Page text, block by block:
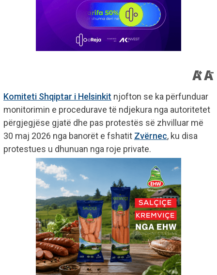
Komiteti Shqiptar i Helsinkit njofton se ka përfunduar
monitorimin e procedurave të ndjekura nga autoritetet
përgjegjëse gjatë dhe pas protestës së zhvilluar më
30 maj 2026 nga banorët e fshatit Zvërnec, ku disa
protestues u dhunuan nga roje private.